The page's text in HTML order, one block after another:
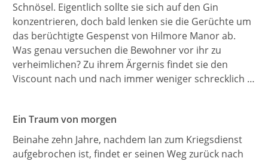
Schnösel. Eigentlich sollte sie sich auf den Gin
konzentrieren, doch bald lenken sie die Gerüchte um
das berüchtigte Gespenst von Hilmore Manor ab.
Was genau versuchen die Bewohner vor ihr zu
verheimlichen? Zu ihrem Ärgernis findet sie den
Viscount nach und nach immer weniger schrecklich …
Ein Traum von morgen
Beinahe zehn Jahre, nachdem Ian zum Kriegsdienst
aufgebrochen ist, findet er seinen Weg zurück nach